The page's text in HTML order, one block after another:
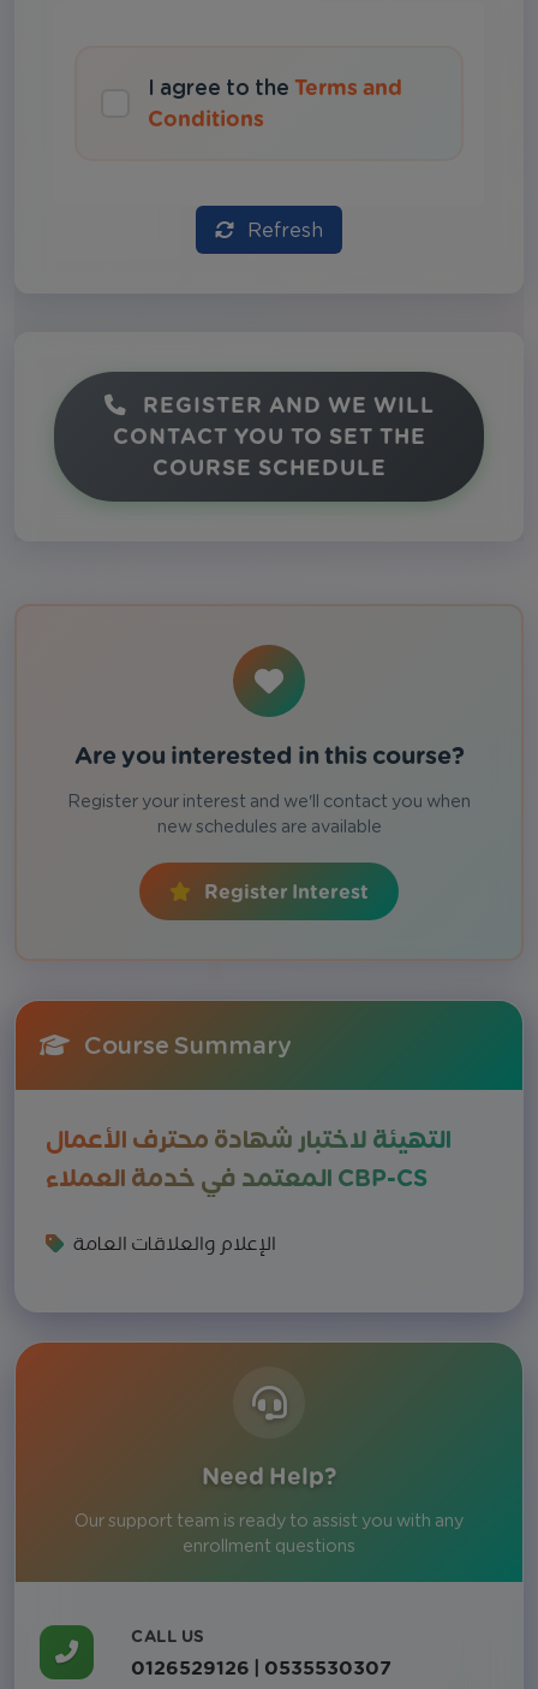
I agree to theTerms and
Conditions
Refresh
CONTACT YOU TO SET THE
COURSE SCHEDULE
Are you interested in this course?
Register your interest and we'll contact you when
new schedules are available
Register Interest
Course Summary
التهيئة لاختبار شهادة محترف الأعمال
المعتمد في خدمة العملاء CBP-CS
الإعلام والعلاقات العامة
Need Help?
Our support team is ready to assist you with any
enrollment questions
CALL US
0126529126 | 0535530307